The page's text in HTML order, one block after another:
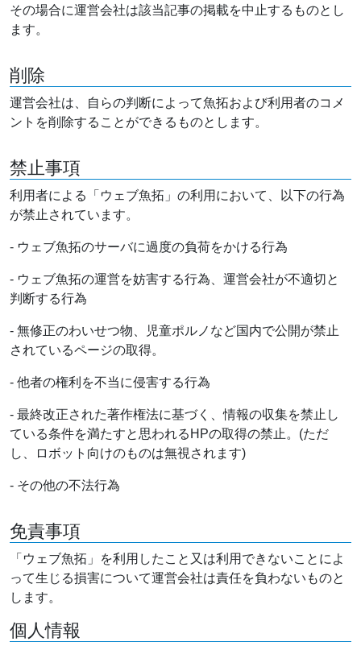
その場合に運営会社は該当記事の掲載を中止するものとし
ます。
削除
運営会社は、自らの判断によって魚拓および利用者のコメ
ントを削除することができるものとします。
禁止事項
利用者による「ウェブ魚拓」の利用において、以下の行為
が禁止されています。
- ウェブ魚拓のサーバに過度の負荷をかける行為
- ウェブ魚拓の運営を妨害する行為、運営会社が不適切と
判断する行為
- 無修正のわいせつ物、児童ポルノなど国内で公開が禁止
されているページの取得。
- 他者の権利を不当に侵害する行為
- 最終改正された著作権法に基づく、情報の収集を禁止し
ている条件を満たすと思われるHPの取得の禁止。(ただ
し、ロボット向けのものは無視されます)
- その他の不法行為
免責事項
「ウェブ魚拓」を利用したこと又は利用できないことによ
って生じる損害について運営会社は責任を負わないものと
します。
個人情報